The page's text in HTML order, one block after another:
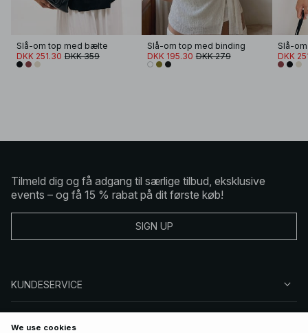
Slå-om top med bælte
DKK 251.30 DKK 359
Slå-om top med binding
DKK 195.30 DKK 279
Slå-
DKK
Tilmeld dig og få adgang til særlige tilbud, eksklusive
events – og få 15 % rabat på dit første køb!
SIGN UP
KUNDESERVICE